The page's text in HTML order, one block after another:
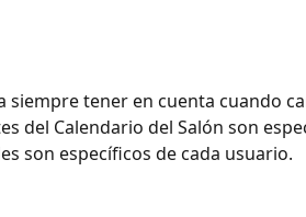
siempre tener en cuenta cuando
del Calendario del Salón son
son específicos de cada usuario.